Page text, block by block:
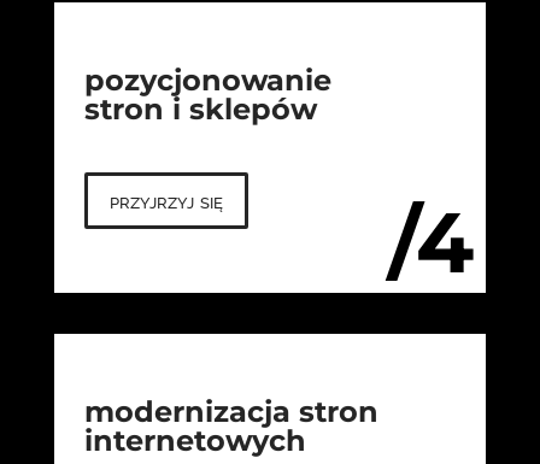
/4
pozycjonowanie
stron i sklepów
przyjrzyj się
modernizacja stron
internetowych